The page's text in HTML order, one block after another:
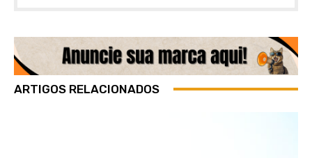
ARTIGOS RELACIONADOS